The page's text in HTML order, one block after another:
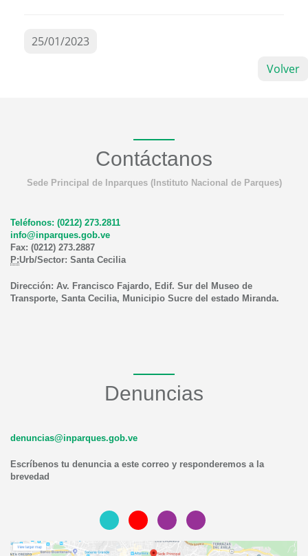
25/01/2023
Volver
Contáctanos
Sede Principal de Inparques (Instituto Nacional de Parques)
Teléfonos: (0212) 273.2811
info@inparques.gob.ve
Fax: (0212) 273.2887
P:Urb/Sector: Santa Cecilia
Dirección: Av. Francisco Fajardo, Edif. Sur del Museo de
Transporte, Santa Cecilia, Municipio Sucre del estado Miranda.
Denuncias
denuncias@inparques.gob.ve
Escríbenos tu denuncia a este correo y responderemos a la
brevedad